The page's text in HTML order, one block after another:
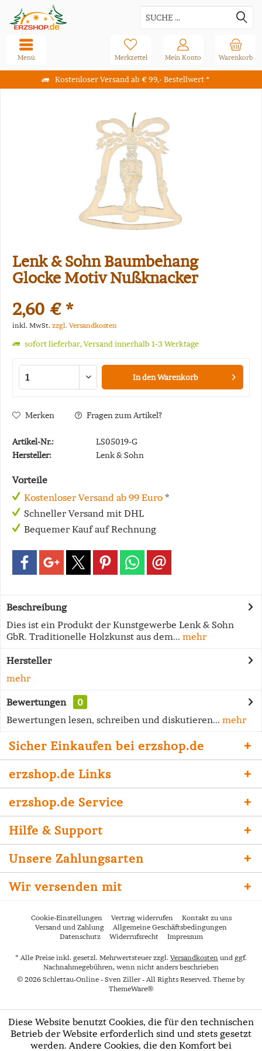
Kostenloser Versand ab € 99,- Bestellwert *
Warenkorb
Merkzettel Mein Konto
Menü
Lenk & Sohn Baumbehang
Glocke Motiv Nußknacker
2,60 € *
inkl. MwSt. zzgl. Versandkosten
sofort lieferbar, Versand innerhalb 1-3 Werktage
In denWarenkorb
Merken Fragen zum Artikel?
Artikel-Nr.:
LS05019-G
Hersteller:
Lenk & Sohn
Vorteile
Kostenloser Versand ab 99 Euro *
Schneller Versand mit DHL
Bequemer Kauf auf Rechnung
Beschreibung
Dies ist ein Produkt der Kunstgewerbe Lenk & Sohn
GbR. Traditionelle Holzkunst aus dem... mehr
Hersteller
mehr
Bewertungen
0
Bewertungen lesen, schreiben und diskutieren... mehr
Sicher Einkaufen bei erzshop.de
erzshop.de Links
erzshop.de Service
Hilfe & Support
Unsere Zahlungsarten
Wir versenden mit
Cookie-Einstellungen Vertrag widerrufen
Kontakt zu uns
Versand und Zahlung
Allgemeine Geschäftsbedingungen
Datenschutz
Widerrufsrecht Impressum
* Alle Preise inkl. gesetzl. Mehrwertsteuer zzgl. Versandkosten und ggf.
Nachnahmegebühren, wenn nicht anders beschrieben
© 2026 Schlettau-Online - Sven Ziller - All Rights Reserved. Theme by
ThemeWare®
Diese Website benutzt Cookies, die für den technischen
Betrieb der Website erforderlich sind und stets gesetzt
werden. Andere Cookies, die den Komfort bei